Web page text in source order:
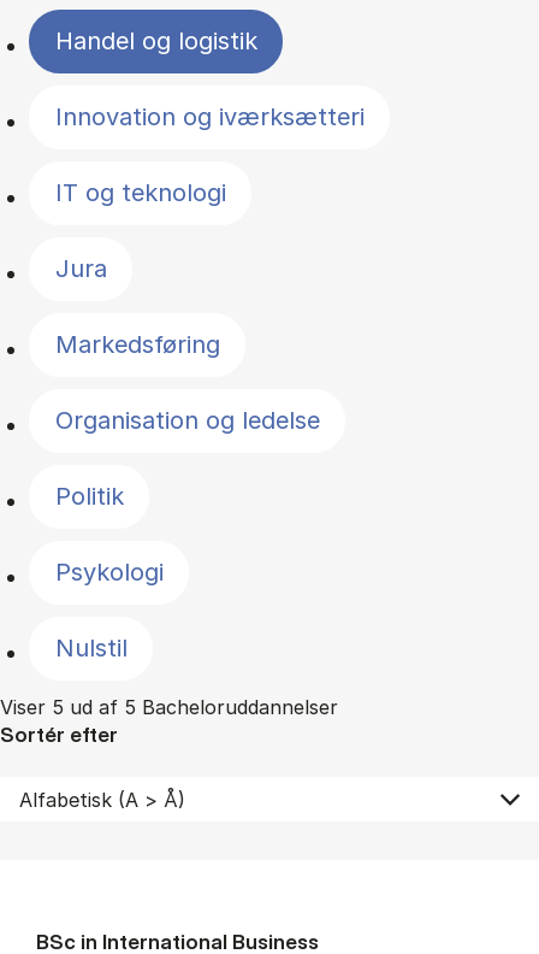
Handel og logistik
Innovation og iværksætteri
IT og teknologi
Jura
Markedsføring
Organisation og ledelse
Politik
Psykologi
Nulstil
Viser 5 ud af 5 Bacheloruddannelser
Sortér efter
BSc in In­ter­na­tion­al Busi­ness